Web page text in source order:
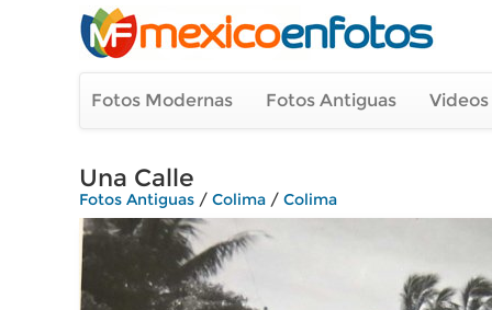
Fotos Modernas Fotos Antiguas
Una Calle
Fotos Antiguas / Colima / Colima